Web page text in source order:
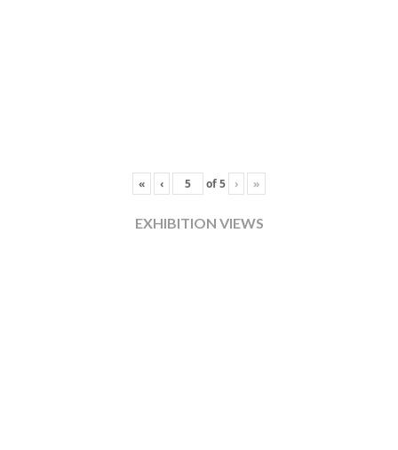
« ‹ of5 › »
EXHIBITION VIEWS